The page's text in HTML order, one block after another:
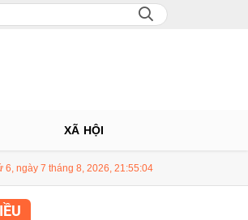
XÃ HỘI
Việt Nam kinh doanh thua lỗ
6, ngày 7 tháng 8, 2026, 21:55:05